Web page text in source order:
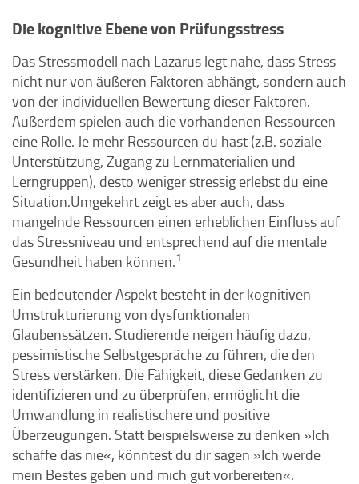
Die kognitive Ebene von Prüfungsstress
Das Stressmodell nach Lazarus legt nahe, dass Stress
nicht nur von äußeren Faktoren abhängt, sondern auch
von der individuellen Bewertung dieser Faktoren.
Außerdem spielen auch die vorhandenen Ressourcen
eine Rolle. Je mehr Ressourcen du hast (z.B. soziale
Unterstützung, Zugang zu Lernmaterialien und
Lerngruppen), desto weniger stressig erlebst du eine
Situation.Umgekehrt zeigt es aber auch, dass
mangelnde Ressourcen einen erheblichen Einfluss auf
das Stressniveau und entsprechend auf die mentale
Gesundheit haben können.1
Ein bedeutender Aspekt besteht in der kognitiven
Umstrukturierung von dysfunktionalen
Glaubenssätzen. Studierende neigen häufig dazu,
pessimistische Selbstgespräche zu führen, die den
Stress verstärken. Die Fähigkeit, diese Gedanken zu
identifizieren und zu überprüfen, ermöglicht die
Umwandlung in realistischere und positive
Überzeugungen. Statt beispielsweise zu denken »Ich
schaffe das nie«, könntest du dir sagen »Ich werde
mein Bestes geben und mich gut vorbereiten«.